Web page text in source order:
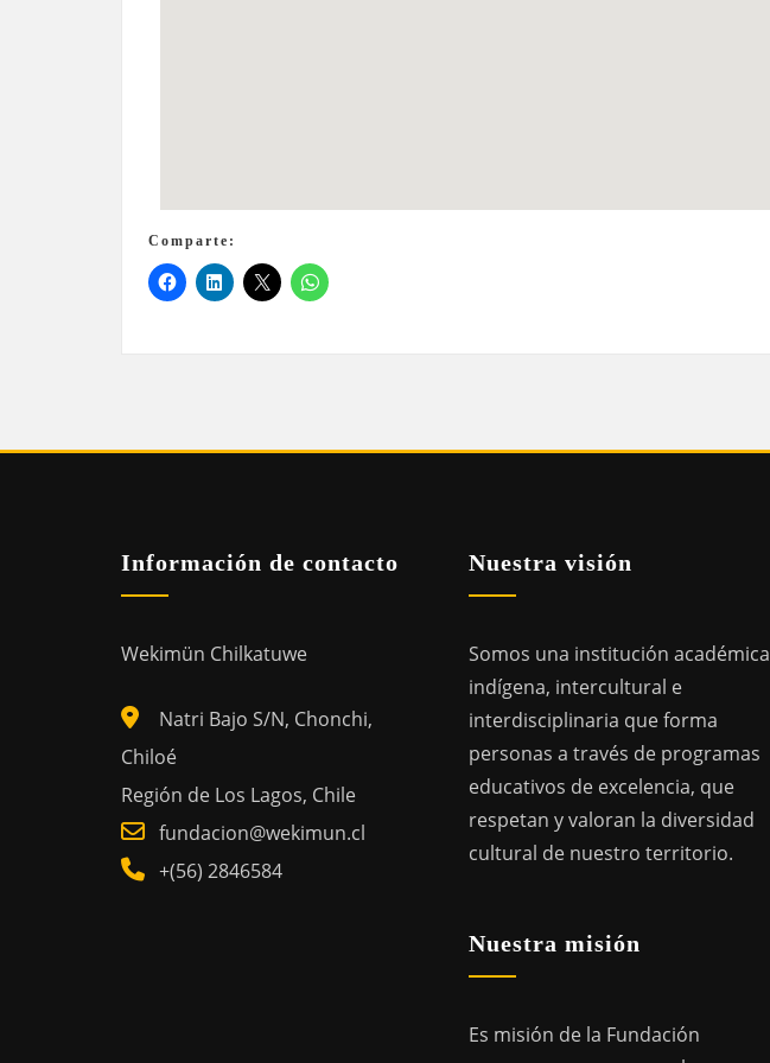
Comparte:
Información de contacto
Wekimün Chilkatuwe
Natri Bajo S/N, Chonchi,
Chiloé
Región de Los Lagos, Chile
fundacion@wekimun.cl
+(56) 2846584
Nuestra visión
Somos una institución académica
indígena, intercultural e
interdisciplinaria que forma
personas a través de programas
educativos de excelencia, que
respetan y valoran la diversidad
cultural de nuestro territorio.
Nuestra misión
Es misión de la Fundación